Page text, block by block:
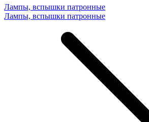
Лампы, вспышки патронные
Лампы, вспышки патронные